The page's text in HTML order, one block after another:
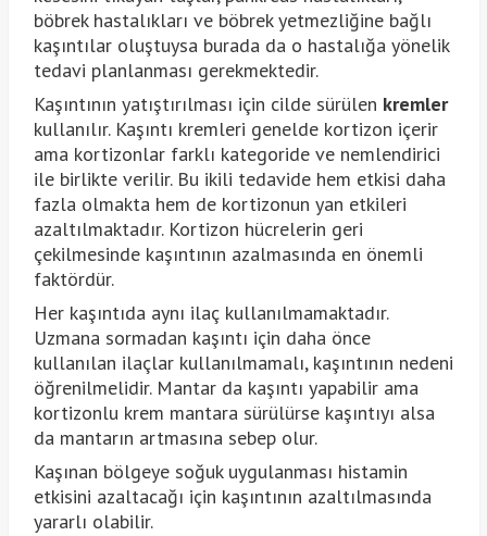
böbrek hastalıkları ve böbrek yetmezliğine bağlı
kaşıntılar oluştuysa burada da o hastalığa yönelik
tedavi planlanması gerekmektedir.
Kaşıntının yatıştırılması için cilde sürülen kremler
kullanılır. Kaşıntı kremleri genelde kortizon içerir
ama kortizonlar farklı kategoride ve nemlendirici
ile birlikte verilir. Bu ikili tedavide hem etkisi daha
fazla olmakta hem de kortizonun yan etkileri
azaltılmaktadır. Kortizon hücrelerin geri
çekilmesinde kaşıntının azalmasında en önemli
faktördür.
Her kaşıntıda aynı ilaç kullanılmamaktadır.
Uzmana sormadan kaşıntı için daha önce
kullanılan ilaçlar kullanılmamalı, kaşıntının nedeni
öğrenilmelidir. Mantar da kaşıntı yapabilir ama
kortizonlu krem mantara sürülürse kaşıntıyı alsa
da mantarın artmasına sebep olur.
Kaşınan bölgeye soğuk uygulanması histamin
etkisini azaltacağı için kaşıntının azaltılmasında
yararlı olabilir.